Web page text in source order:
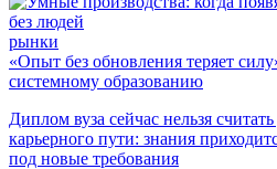
рынки
«Опыт без обновления теряет
системному образованию
Диплом вуза сейчас нельзя
карьерного пути: знания
под новые требования